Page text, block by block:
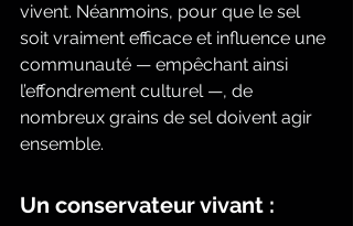
vivent. Néanmoins, pour que le sel
soit vraiment efficace et influence une
communauté — empêchant ainsi
l’effondrement culturel —, de
nombreux grains de sel doivent agir
ensemble.
Un conservateur vivant :